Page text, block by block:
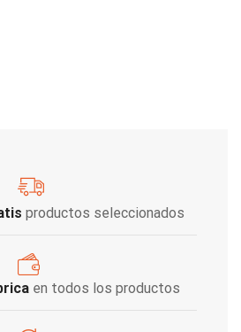
productos seleccionados
en todos los productos